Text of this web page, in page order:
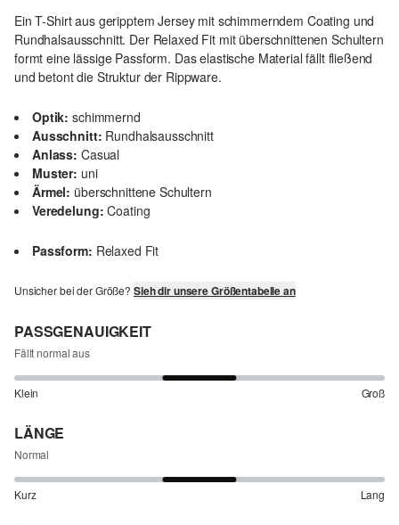
Ein T-Shirt aus geripptem Jersey mit schimmerndem Coating und
Rundhalsausschnitt. Der Relaxed Fit mit überschnittenen Schultern
formt eine lässige Passform. Das elastische Material fällt fließend
und betont die Struktur der Rippware.
Optik: schimmernd
Ausschnitt: Rundhalsausschnitt
Anlass: Casual
Muster: uni
Ärmel: überschnittene Schultern
Veredelung: Coating
Passform: Relaxed Fit
Unsicher bei der Größe? Sieh dir unsere Größentabelle an
PASSGENAUIGKEIT
Fällt normal aus
Klein Groß
LÄNGE
Normal
Kurz Lang